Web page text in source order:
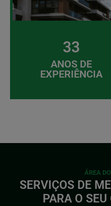
33
ANOS DE
EXPERIÊNCIA
ÁREA
SERVIÇOS DE
PARA O